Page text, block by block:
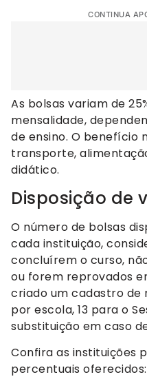
CONTINUA
As bolsas variam de
mensalidade,
de ensino. O benefício
transporte,
didático.
Disposição de
O número de bolsas
cada instituição,
concluírem o curso,
ou forem reprovados
criado um cadastro de
por escola, 13 para o
substituição em caso
Confira as instituições
percentuais oferecidos: